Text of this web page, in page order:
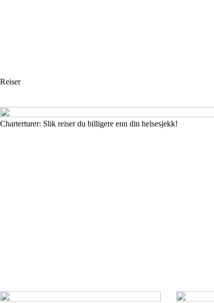
Reiser
Charterturer: Slik reiser du billigere enn din helsesjekk!